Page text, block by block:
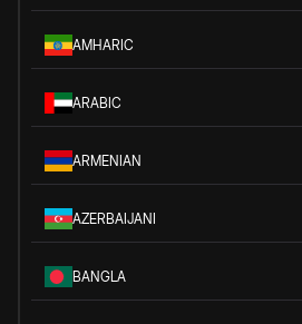
AMHARIC
ARABIC
ARMENIAN
AZERBAIJANI
BANGLA